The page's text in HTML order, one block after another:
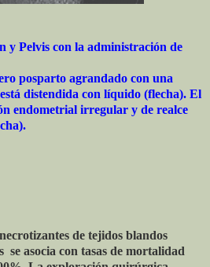
y Pelvis con la administración de
posparto agrandado con una
distendida con líquido (flecha). El
endometrial irregular y de realce
de tejidos blandos
se asocia con tasas de mortalidad